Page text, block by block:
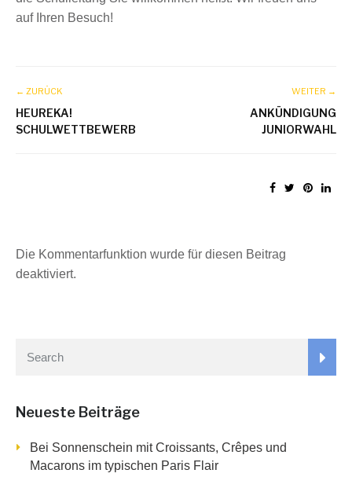
auf Ihren Besuch!
← ZURÜCK
HEUREKA!
SCHULWETTBEWERB
WEITER →
ANKÜNDIGUNG
JUNIORWAHL
Die Kommentarfunktion wurde für diesen Beitrag
deaktiviert.
Neueste Beiträge
Bei Sonnenschein mit Croissants, Crêpes und
Macarons im typischen Paris Flair